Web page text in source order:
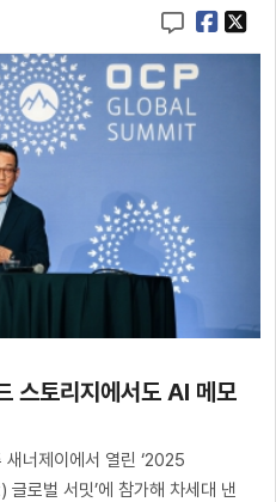
스토리지에서도 AI 메모
너제이에서 열린 ‘2025
벌 서밋’에 참가해 차세대 낸